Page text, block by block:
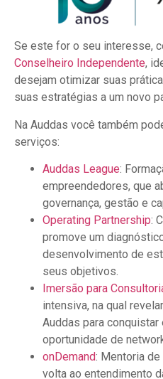
Se este for o seu interesse,
Conselheiro Independente,
desejam otimizar suas
suas estratégias a um novo
Na Auddas você também
serviços:
Auddas League:
empreendedores, que
governança, gestão e
Operating Partnership:
promove um
desenvolvimento de
seus objetivos.
Imersão para
intensiva, na qual
Auddas para
oportunidade de
onDemand: Mentoria
volta ao entendimento